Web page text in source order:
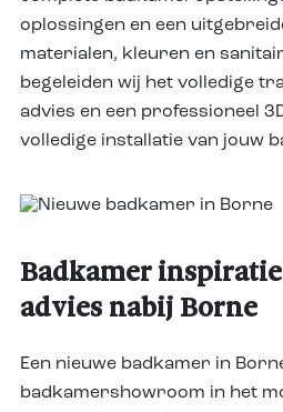
oplossingen en een
materialen, kleuren en
begeleiden wij het volledige
advies en een professioneel
volledige installatie van jouw
Badkamer
advies nabij Borne
Een nieuwe badkamer in
badkamershowroom in het